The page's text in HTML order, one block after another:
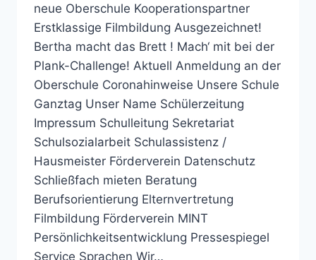
neue Oberschule Kooperationspartner
Erstklassige Filmbildung Ausgezeichnet!
Bertha macht das Brett ! Mach‘ mit bei der
Plank-Challenge! Aktuell Anmeldung an der
Oberschule Coronahinweise Unsere Schule
Ganztag Unser Name Schülerzeitung
Impressum Schulleitung Sekretariat
Schulsozialarbeit Schulassistenz /
Hausmeister Förderverein Datenschutz
Schließfach mieten Beratung
Berufsorientierung Elternvertretung
Filmbildung Förderverein MINT
Persönlichkeitsentwicklung Pressespiegel
Service Sprachen Wir…